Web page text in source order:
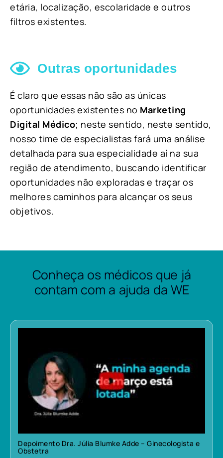
etária, localização, escolaridade e outros
filtros existentes.
Outras oportunidades
É claro que essas não são as únicas
oportunidades existentes no Marketing
Digital Médico; neste sentido, neste sentido,
nosso time de especialistas fará uma análise
detalhada para sua especialidade aí na sua
região de atendimento, buscando identificar
oportunidades não exploradas e traçar os
melhores caminhos para alcançar os seus
objetivos.
Conheça os médicos que já
contam com a ajuda da WE
Depoimento Dra. Júlia Blumke Adde – Ginecologista e
Obstetra